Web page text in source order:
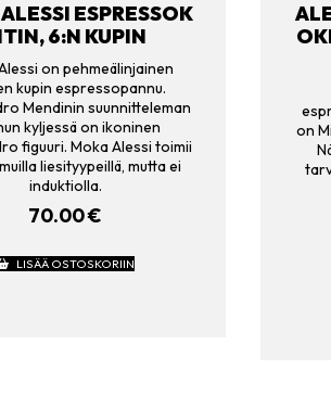
ESPRESSOK
6:N KUPIN
on pehmeälinjainen
kupin espressopannu.
Mendinin suunnitteleman
kyljessä on ikoninen
figuuri. Moka Alessi toimii
liesityypeillä, mutta ei
induktiolla.
70.00€
LISÄÄ OSTOSKORIIN
on